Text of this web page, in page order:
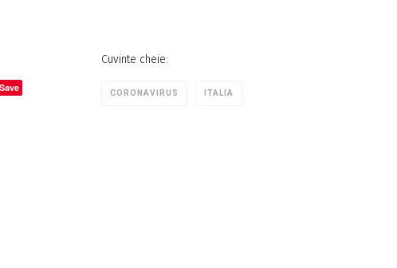
Save
Cuvinte cheie:
CORONAVIRUS ITALIA